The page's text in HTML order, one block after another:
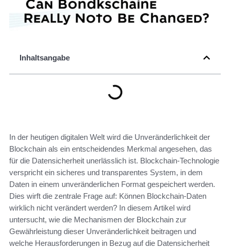
Inhaltsangabe
In der heutigen digitalen Welt wird die Unveränderlichkeit der
Blockchain als ein entscheidendes Merkmal angesehen, das
für die Datensicherheit unerlässlich ist. Blockchain-Technologie
verspricht ein sicheres und transparentes System, in dem
Daten in einem unveränderlichen Format gespeichert werden.
Dies wirft die zentrale Frage auf: Können Blockchain-Daten
wirklich nicht verändert werden? In diesem Artikel wird
untersucht, wie die Mechanismen der Blockchain zur
Gewährleistung dieser Unveränderlichkeit beitragen und
welche Herausforderungen in Bezug auf die Datensicherheit